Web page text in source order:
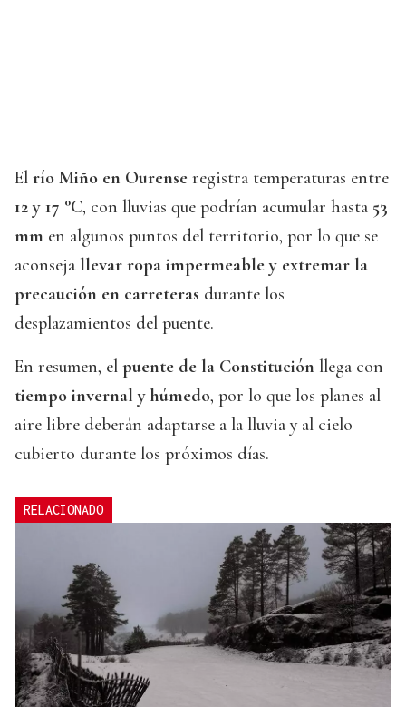
El río Miño en Ourense registra temperaturas entre
12 y 17 °C, con lluvias que podrían acumular hasta 53
mm en algunos puntos del territorio, por lo que se
aconseja llevar ropa impermeable y extremar la
precaución en carreteras durante los
desplazamientos del puente.
En resumen, el puente de la Constitución llega con
tiempo invernal y húmedo, por lo que los planes al
aire libre deberán adaptarse a la lluvia y al cielo
cubierto durante los próximos días.
RELACIONADO